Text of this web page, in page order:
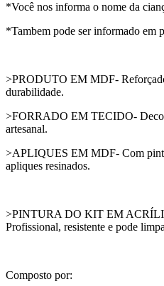
*Você nos informa o nome da
*Tambem pode ser informado em
>PRODUTO EM MDF-
durabilidade.
>FORRADO EM TECIDO-
artesanal.
>APLIQUES EM MDF- Com
apliques resinados.
>PINTURA DO KIT EM
Profissional, resistente e pode
Composto por: